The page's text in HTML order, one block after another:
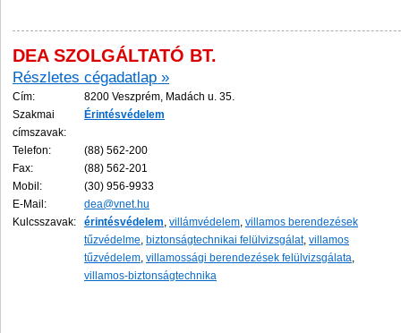
DEA SZOLGÁLTATÓ BT.
Részletes cégadatlap »
Cím:
8200 Veszprém, Madách u. 35.
Szakmai
címszavak:
Érintésvédelem
Telefon:
(88) 562-200
Fax:
(88) 562-201
Mobil:
(30) 956-9933
E-Mail:
dea@vnet.hu
Kulcsszavak:
érintésvédelem, villámvédelem, villamos berendezések
tűzvédelme, biztonságtechnikai felülvizsgálat, villamos
tűzvédelem, villamossági berendezések felülvizsgálata,
villamos-biztonságtechnika